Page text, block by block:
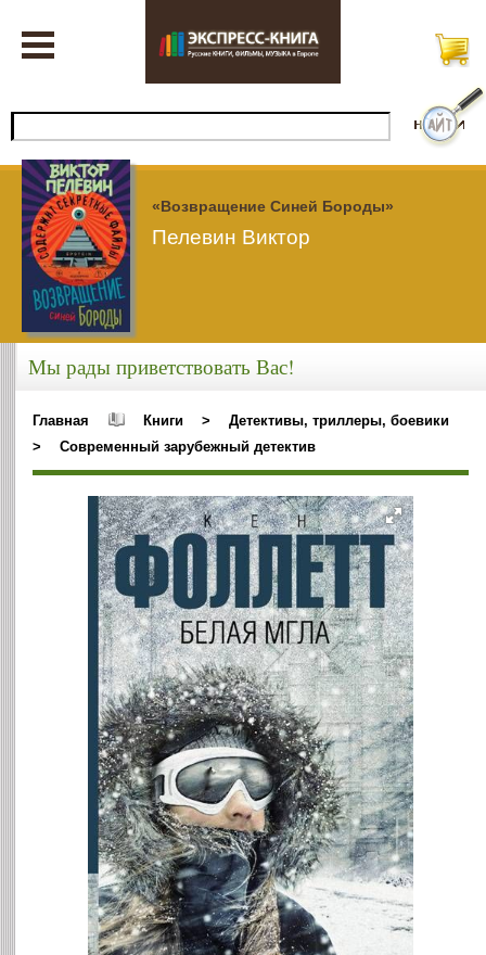
«Возвращение Синей Бороды»
Пелевин Виктор
Мы рады приветствовать Вас!
Главная Книги >
Детективы, триллеры, боевики
>
Современный зарубежный детектив